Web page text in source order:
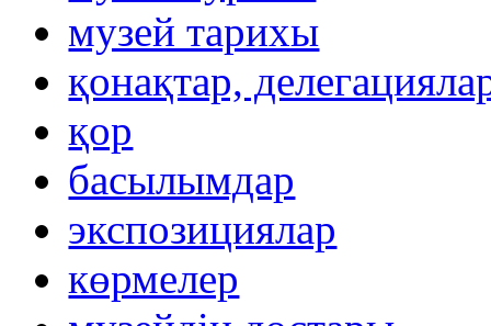
музей тарихы
қонақтар,
қор
басылымдар
экспозициялар
көрмелер